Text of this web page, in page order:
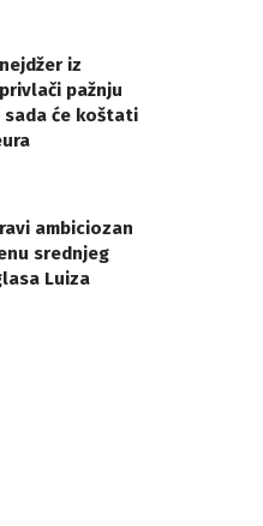
iz
pažnju
sada će koštati
ambiciozan
srednjeg
Luiza